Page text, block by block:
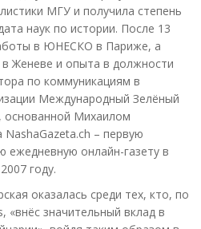
МГУ и получила степень
наук по истории. После 13
в ЮНЕСКО в Париже, а
Женеве и опыта в должности
по коммуникациям в
Международный Зелёный
основанной Михаилом
– первую
ежедневную онлайн-газету в
году.
оказалась среди тех, кто, по
«внёс значительный вклад в